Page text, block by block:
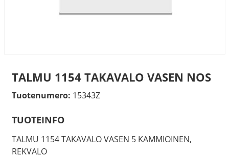
TALMU 1154 TAKAVALO VASEN NOS
Tuotenumero: 15343Z
TUOTEINFO
TALMU 1154 TAKAVALO VASEN 5 KAMMIOINEN,
REKVALO